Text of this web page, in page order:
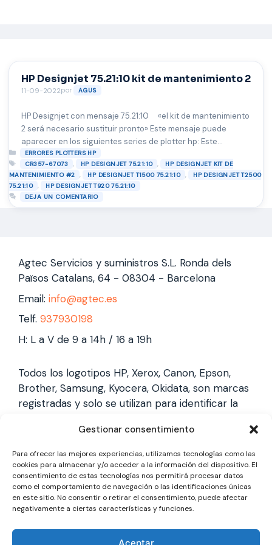
Gestionar consentimiento
Para ofrecer las mejores experiencias, utilizamos tecnologías como las
cookies para almacenar y/o acceder a la información del dispositivo. El
consentimiento de estas tecnologías nos permitirá procesar datos
como el comportamiento de navegación o las identificaciones únicas
en este sitio. No consentir o retirar el consentimiento, puede afectar
negativamente a ciertas características y funciones.
Aceptar
HP Designjet 75.21:10 kit de mantenimiento 2
11-09-2022por AGUS
HP Designjet con mensaje 75.21:10 «el kit de mantenimiento
2 será necesario sustituir pronto» Este mensaje puede
aparecer en los siguientes series de plotter hp: Este
mensaje se muestra en nuestra impresora al detectarse que
la estación de servicio se esta llena de tinta y debe
sustituirse, es importante el mensaje de advertencia 75.21:10
kit de …Leer más
Categorías
ERRORES PLOTTERS HP
Etiquetas
CR357-67073 , HP DESIGNJET 75.21:10 ,
HP DESIGNJET KIT DE
MANTENIMIENTO #2
, HP DESIGNJET T1500 75.21:10 ,
HP DESIGNJET T2500
75.21:10
,
HP DESIGNJET T920 75.21:10
DEJA UN COMENTARIO
Agtec Servicios y suministros S.L. Ronda dels
Països Catalans, 64 - 08304 - Barcelona
Email: info@agtec.es
Telf. 937930198
H: L a V de 9 a 14h / 16 a 19h
Todos los logotipos HP, Xerox, Canon, Epson,
Brother, Samsung, Kyocera, Okidata, son marcas
registradas y solo se utilizan para identificar la
marcas, y solo reparamos impresoras laser,
somos un servicio técnico especializado y
totalmente independiente.
Los logotipos y marcas son marcas registradas
identificarla, no gestionamos garantías oficiales,